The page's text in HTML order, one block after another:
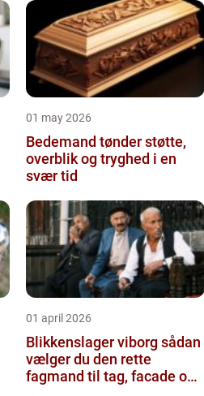
01 may 2026
Bedemand tønder støtte,
overblik og tryghed i en
svær tid
01 april 2026
Blikkenslager viborg sådan
vælger du den rette
fagmand til tag, facade og